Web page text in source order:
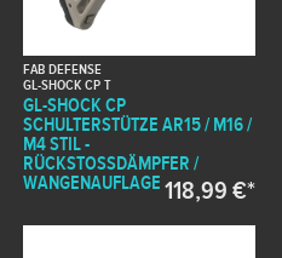
FAB DEFENSE
GL-SHOCK CP T
GL-SHOCK CP
SCHULTERSTÜTZE AR15 / M16 /
M4 STIL -
RÜCKSTOSSDÄMPFER / W
ANGENAUFLAGE 118,99 €*